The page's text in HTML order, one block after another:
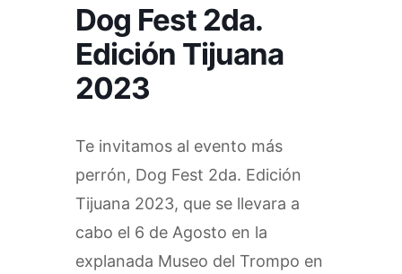
Dog Fest 2da.
Edición Tijuana
2023
Te invitamos al evento más
perrón, Dog Fest 2da. Edición
Tijuana 2023, que se llevara a
cabo el 6 de Agosto en la
explanada Museo del Trompo en